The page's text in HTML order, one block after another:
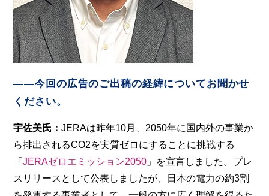
――今回の広告のご出稿の経緯についてお聞かせ
ください。
宇佐美氏：JERAは昨年10月、2050年に国内外の事業か
ら排出されるCO2を実質ゼロにすることに挑戦する
「JERAゼロエミッション2050 」を宣言しました。プレ
スリリースとして公表しましたが、日本の電力の約3割